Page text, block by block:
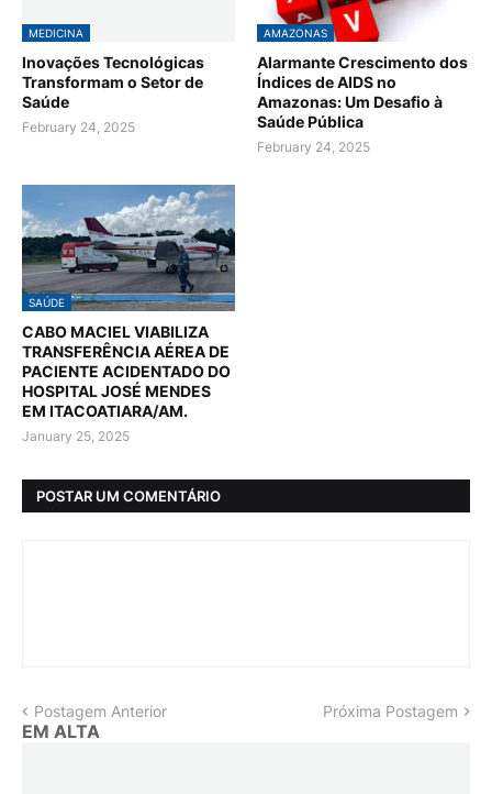
MEDICINA
Inovações Tecnológicas
Transformam o Setor de
Saúde
February 24, 2025
AMAZONAS
Alarmante Crescimento dos
Índices de AIDS no
Amazonas: Um Desafio à
Saúde Pública
February 24, 2025
SAÚDE
CABO MACIEL VIABILIZA
TRANSFERÊNCIA AÉREA DE
PACIENTE ACIDENTADO DO
HOSPITAL JOSÉ MENDES
EM ITACOATIARA/AM.
January 25, 2025
POSTAR UM COMENTÁRIO
Postagem Anterior Próxima Postagem
EM ALTA